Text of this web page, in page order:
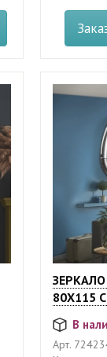
ЗЕРКАЛО
80Х115
В
Арт.